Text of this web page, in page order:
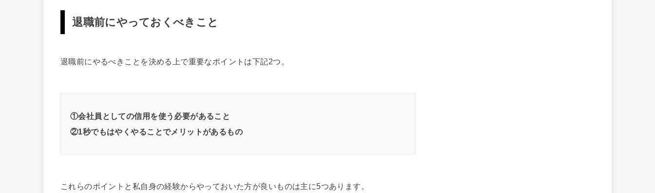
退職前にやっておくべきこと
退職前にやるべきことを決める上で重要なポイントは下記2つ。
①会社員としての信用を使う必要があること
②1秒でもはやくやることでメリットがあるもの
これらのポイントと私自身の経験からやっておいた方が良いものは主に5つあります。